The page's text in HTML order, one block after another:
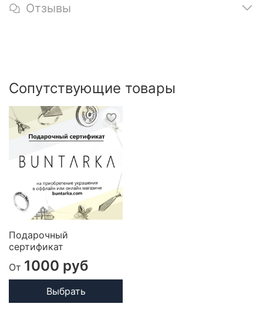
Отзывы
Сопутствующие товары
Подарочный
сертификат
От 1000 руб
Выбрать